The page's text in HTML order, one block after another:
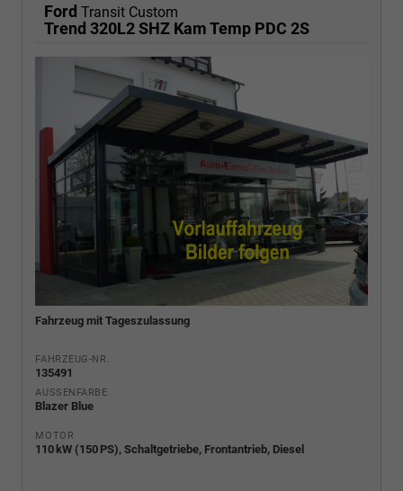
Ford Transit Custom
Trend 320L2 SHZ Kam Temp PDC 2S
Fahrzeug mit Tageszulassung
FAHRZEUG-NR.
135491
AUSSENFARBE
Blazer Blue
MOTOR
110 kW (150 PS), Schaltgetriebe, Frontantrieb, Diesel